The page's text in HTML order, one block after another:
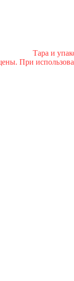
Тара и
При